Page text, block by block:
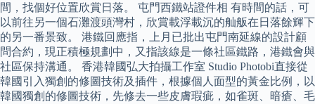
間，找個好位置欣賞日落。 屯門西鐵站證件相 有時間的話，可
以前往另一個石灘渡頭灣村，欣賞載浮載沉的舢舨在日落餘輝下
的另一番景致。 港鐵回應指，上月已批出屯門南延線的設計顧
問合約，現正積極規劃中，又指該線是一條社區鐵路，港鐵會與
社區保持溝通。 香港韓國弘大拍攝工作室 Studio Photobi直接從
韓國引入獨創的修圖技術及插件，根據個人面型的黃金比例，以
韓國獨創的修圖技術，先修去一些皮膚瑕疵，如雀斑、暗瘡、毛